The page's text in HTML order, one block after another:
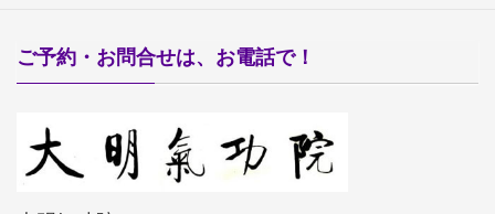
ご予約・お問合せは、お電話で！